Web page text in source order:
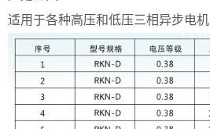
适用于各种高压和低压三相异步电机